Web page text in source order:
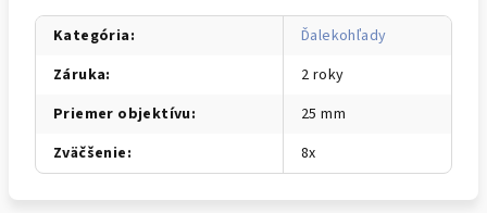
Kategória:
Ďalekohľady
Záruka:
2 roky
Priemer objektívu:
25 mm
Zväčšenie: 8x